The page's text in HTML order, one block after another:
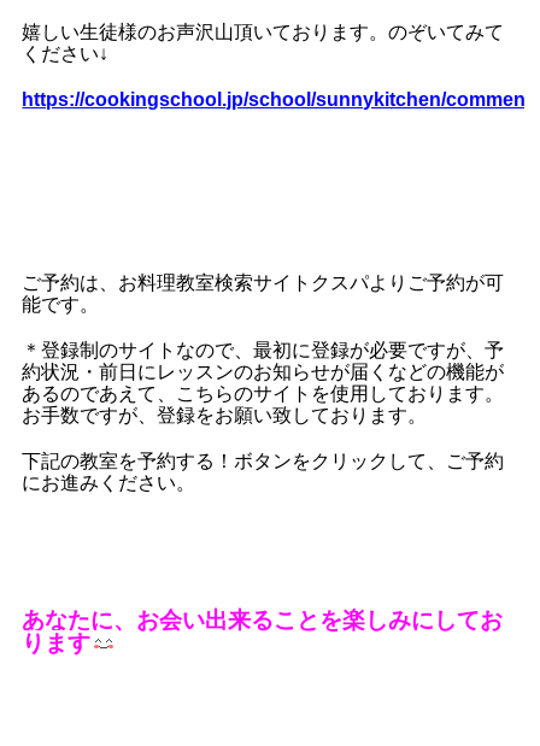
嬉しい生徒様のお声沢山頂いております。のぞいてみて
ください↓
https://cookingschool.jp/school/sunnykitchen/comment
ご予約は、お料理教室検索サイトクスパよりご予約が可
能です。
＊登録制のサイトなので、最初に登録が必要ですが、予
約状況・前日にレッスンのお知らせが届くなどの機能が
あるのであえて、こちらのサイトを使用しております。
お手数ですが、登録をお願い致しております。
下記の教室を予約する！ボタンをクリックして、ご予約
にお進みください。
あなたに、お会い出来ることを楽しみにしてお
ります